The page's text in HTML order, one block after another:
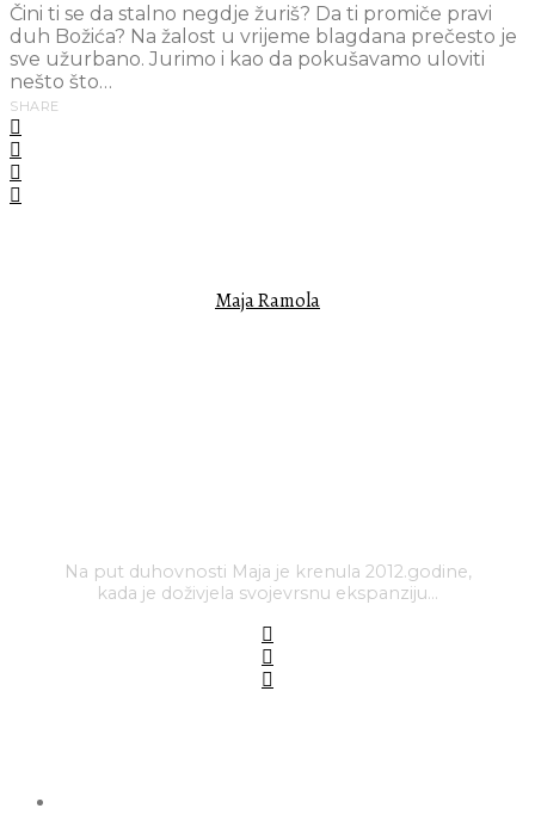
Čini ti se da stalno negdje žuriš? Da ti promiče pravi
duh Božića? Na žalost u vrijeme blagdana prečesto je
sve užurbano. Jurimo i kao da pokušavamo uloviti
nešto što…
SHARE
Maja Ramola
Na put duhovnosti Maja je krenula 2012.godine,
kada je doživjela svojevrsnu ekspanziju…